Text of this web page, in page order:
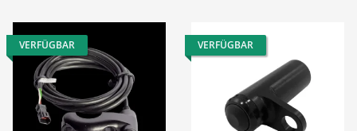
VERFÜGBAR VERFÜGBAR